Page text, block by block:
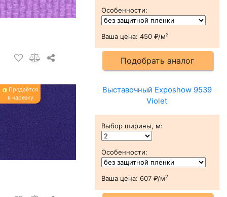
Особенности:
Ваша цена: 450 ₽/м2
Подобрать аналог
Продаётся
в нарезку
Выставочный Exposhow 9539
Violet
Выбор ширины, м:
Особенности:
Ваша цена: 607 ₽/м2